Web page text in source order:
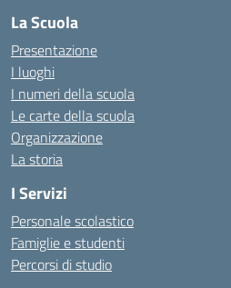
La Scuola
Presentazione
I luoghi
I numeri della scuola
Le carte della scuola
Organizzazione
La storia
I Servizi
Personale scolastico
Famiglie e studenti
Percorsi di studio